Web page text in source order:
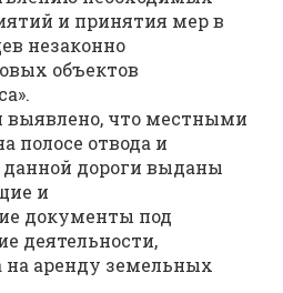
и принятия мер в
незаконно
объектов
выявлено, что местными
полосе отвода и
дороги выданы
и
документы под
деятельности,
на аренду земельных